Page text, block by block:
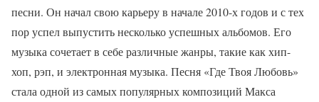
песни. Он начал свою карьеру в начале 2010-х годов и с тех
пор успел выпустить несколько успешных альбомов. Его
музыка сочетает в себе различные жанры, такие как хип-
хоп, рэп, и электронная музыка. Песня «Где Твоя Любовь»
стала одной из самых популярных композиций Макса